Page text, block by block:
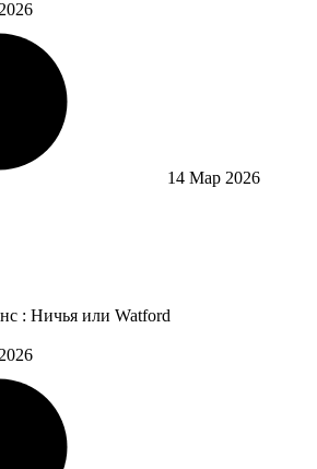
14 Мар 2026
: Ничья или Watford